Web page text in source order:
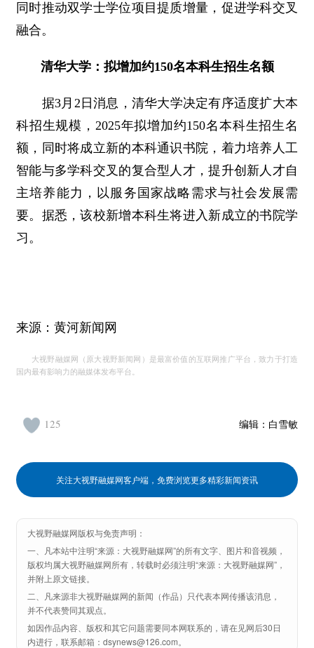
同时推动双学士学位项目提质增量，促进学科交叉
融合。
清华大学：拟增加约150名本科生招生名额
据3月2日消息，清华大学决定有序适度扩大本
科招生规模，2025年拟增加约150名本科生招生名
额，同时将成立新的本科通识书院，着力培养人工
智能与多学科交叉的复合型人才，提升创新人才自
主培养能力，以服务国家战略需求与社会发展需
要。据悉，该校新增本科生将进入新成立的书院学
习。
来源：黄河新闻网
大视野融媒网（原大视野新闻网）是最富价值的互联网推广平台，致力于打造
国内最有影响力的融媒体发布平台。
编辑： 白雪敏
125
关注大视野融媒网客户端，免费浏览更多精彩新闻资讯
大视野融媒网版权与免责声明：
一、凡本站中注明“来源：大视野融媒网”的所有文字、图片和音视频，
版权均属大视野融媒网所有，转载时必须注明“来源：大视野融媒网”，
并附上原文链接。
二、凡来源非大视野融媒网的新闻（作品）只代表本网传播该消息，
并不代表赞同其观点。
如因作品内容、版权和其它问题需要同本网联系的，请在见网后30日
内进行，联系邮箱：dsynews@126.com。